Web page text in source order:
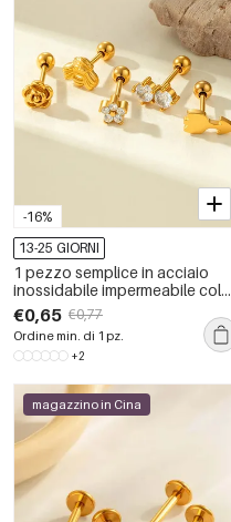
-16%
13-25 GIORNI
1 pezzo semplice in acciaio
inossidabile impermeabile color
oro con zircone piercing
orecchino
€0,65 €0,77
Ordine min. di 1 pz.
+2
magazzino in Cina